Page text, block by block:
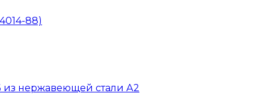
88)
из нержавеющей стали А2